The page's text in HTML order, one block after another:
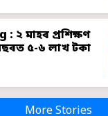
২ মাহৰ প্ৰশিক্ষণ
৫-৬ লাখ টকা
More Stories